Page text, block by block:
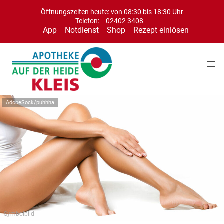
Öffnungszeiten heute: von 08:30 bis 18:30 Uhr
Telefon:
02402 3408
App Notdienst Shop Rezept einlösen
AdobeSock/puhhha
Symbolbild